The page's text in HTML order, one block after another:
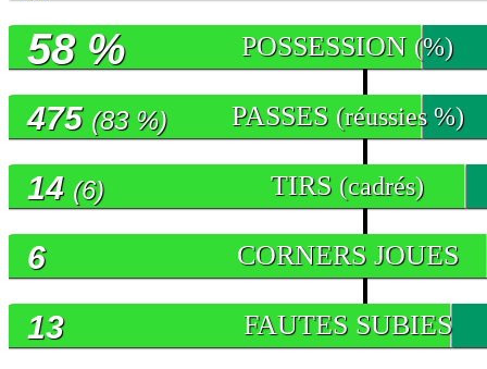
POSSESSION (%)
58 %
PASSES (réussies %)
475 (83 %)
TIRS (cadrés)
14 (6)
CORNERS JOUES
6
FAUTES SUBIES
13